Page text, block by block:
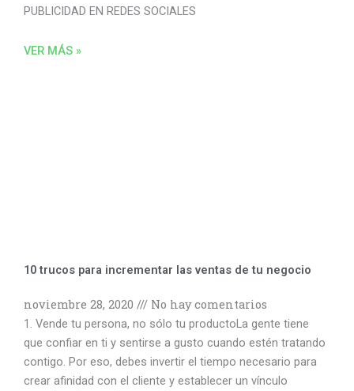
PUBLICIDAD EN REDES SOCIALES
VER MÁS »
10 trucos para incrementar las ventas de tu negocio
noviembre 28, 2020 No hay comentarios
1. Vende tu persona, no sólo tu productoLa gente tiene
que confiar en ti y sentirse a gusto cuando estén tratando
contigo. Por eso, debes invertir el tiempo necesario para
crear afinidad con el cliente y establecer un vínculo